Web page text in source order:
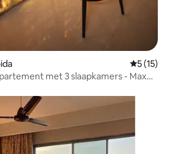
5 (15)
met 3 slaapkamers - Max